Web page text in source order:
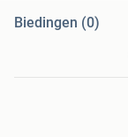
Biedingen (0)